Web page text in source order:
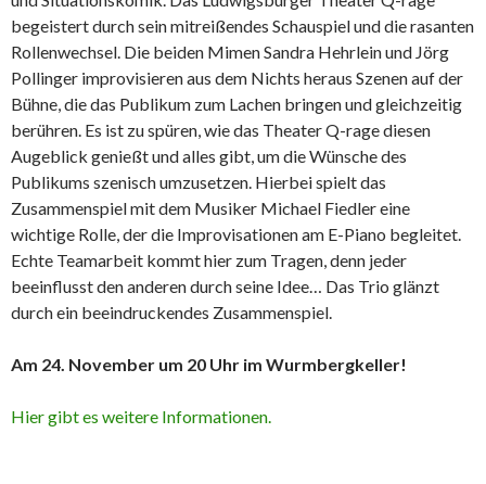
begeistert durch sein mitreißendes Schauspiel und die rasanten
Rollenwechsel. Die beiden Mimen Sandra Hehrlein und Jörg
Pollinger improvisieren aus dem Nichts heraus Szenen auf der
Bühne, die das Publikum zum Lachen bringen und gleichzeitig
berühren. Es ist zu spüren, wie das Theater Q-rage diesen
Augeblick genießt und alles gibt, um die Wünsche des
Publikums szenisch umzusetzen. Hierbei spielt das
Zusammenspiel mit dem Musiker Michael Fiedler eine
wichtige Rolle, der die Improvisationen am E-Piano begleitet.
Echte Teamarbeit kommt hier zum Tragen, denn jeder
beeinflusst den anderen durch seine Idee… Das Trio glänzt
durch ein beeindruckendes Zusammenspiel.
Am 24. November um 20 Uhr im Wurmbergkeller!
Hier gibt es weitere Informationen.